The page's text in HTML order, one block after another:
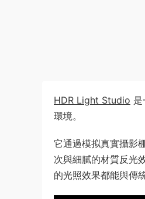
HDR Light Studio
環境。
它通過模拟真實攝影
次與細膩的材質反光
的光照效果都能與傳